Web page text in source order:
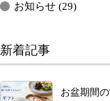
お知らせ (29)
新着記事
お盆期間